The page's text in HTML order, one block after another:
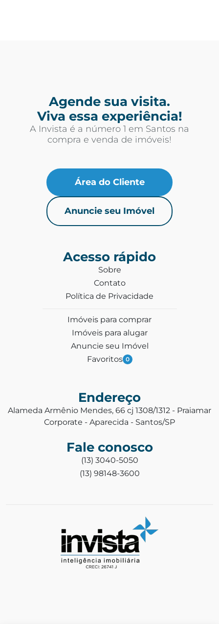
Agende sua visita.
Viva essa experiência!
A Invista é a número 1 em Santos na
compra e venda de imóveis!
Área do Cliente
Anuncie seu Imóvel
Acesso rápido
Sobre
Contato
Política de Privacidade
Imóveis para comprar
Imóveis para alugar
Anuncie seu Imóvel
Favoritos 0
Endereço
Alameda Armênio Mendes, 66 cj 1308/1312 - Praiamar
Corporate - Aparecida - Santos/SP
Fale conosco
(13) 3040-5050
(13) 98148-3600